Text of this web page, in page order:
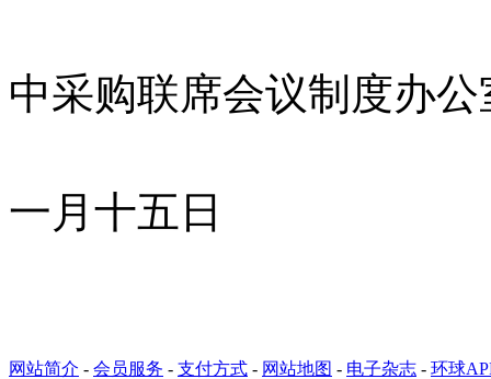
中采购联席会议制度办公
一月十五日
网站简介 - 会员服务 - 支付方式 - 网站地图 - 电子杂志 - 环球